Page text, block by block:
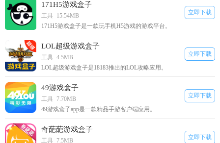
171H5游戏盒子
工具
15.54MB
171H5游戏盒子是一款玩手机H5游戏的游戏平台。
立即下载
LOL超级游戏盒子
工具 4.5MB
LOL超级游戏盒子是18183推出的LOL攻略应用。
立即下载
49游戏盒子
工具
7.70MB
49游戏盒子app是一款精品手游客户端应用。
立即下载
奇葩葩游戏盒子
工具
7.5MB
立即下载